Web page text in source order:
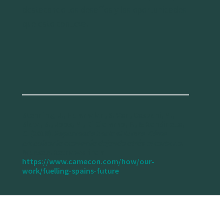
https://www.camecon.com/how/our-
work/fuelling-spains-future